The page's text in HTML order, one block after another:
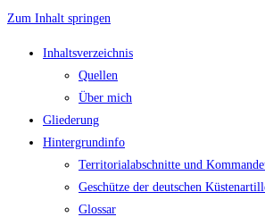
Zum Inhalt springen
Inhaltsverzeichnis
Quellen
Über mich
Gliederung
Hintergrundinfo
Territorialabschnitte und
Geschütze der deutschen
Glossar